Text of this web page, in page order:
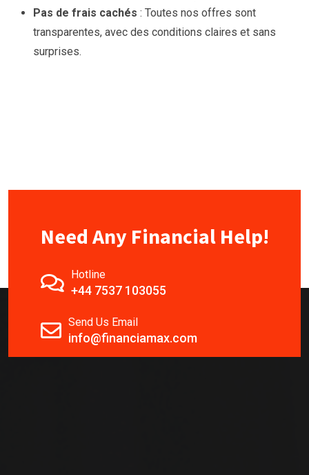
Pas de frais cachés : Toutes nos offres sont
transparentes, avec des conditions claires et sans
surprises.
Need Any Financial Help!
Hotline
+44 7537 103055
Send Us Email
info@financiamax.com